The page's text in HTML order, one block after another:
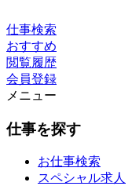
仕事検索
おすすめ
閲覧履歴
会員登録
メニュー
仕事を探す
お仕事検索
スペシャル求人